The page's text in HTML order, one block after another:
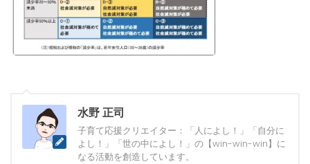
水野 正司
子育て応援クリエイター：「人によし！」「自分に
よし！」「世の中によし！」の【win-win-win】に
なる活動を創造しています。